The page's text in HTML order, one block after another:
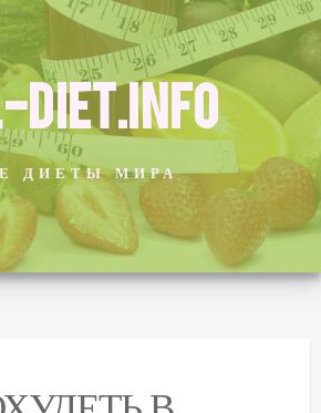
DIET.INFO
ДИЕТЫ МИРА
В